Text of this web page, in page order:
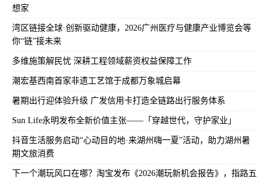
想家
湾区链接全球·创新驱动健康，2026广州医疗与健康产业博览会等
你“链”接未来
多维施策解民忧 深耕工程领域薪资权益保障工作
潮宏基西南首家非遗工艺馆于成都万象城启幕
暑期出行迎体验升级 广发信用卡打造全链路出行服务体系
Sun Life永明发布全新价值主张——「穿越世代，守护家业」
抖音生活服务启动“心动目的地·来湖州嗨一夏”活动，助力湖州暑
期文旅消费
下一个潮玩风口在哪？淘宝发布《2026潮玩新机会报告》，指路五